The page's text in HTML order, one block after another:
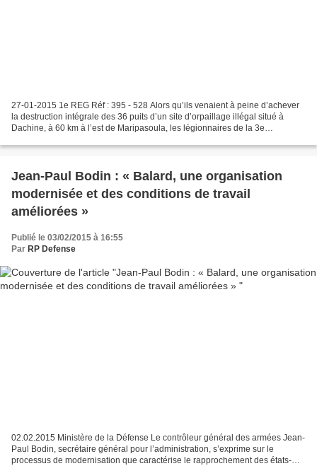
27-01-2015 1e REG Réf : 395 - 528 Alors qu’ils venaient à peine d’achever
la destruction intégrale des 36 puits d’un site d’orpaillage illégal situé à
Dachine, à 60 km à l’est de Maripasoula, les légionnaires de la 3e
Jean-Paul Bodin : « Balard, une organisation
modernisée et des conditions de travail
améliorées »
Publié le 03/02/2015 à 16:55
Par RP Defense
02.02.2015 Ministère de la Défense Le contrôleur général des armées Jean-
Paul Bodin, secrétaire général pour l’administration, s’exprime sur le
processus de modernisation que caractérise le rapprochement des états-